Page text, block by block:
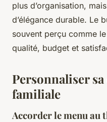
plus d’organisation,
d’élégance durable. Le
souvent perçu comme
qualité, budget et
Personnaliser
familiale
Accorder le menu au